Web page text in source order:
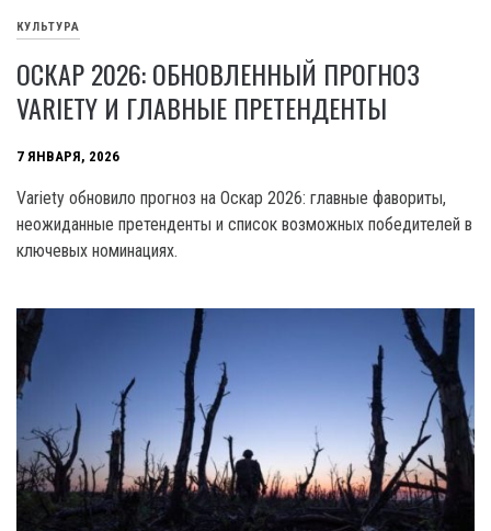
КУЛЬТУРА
ОСКАР 2026: ОБНОВЛЕННЫЙ ПРОГНОЗ
VARIETY И ГЛАВНЫЕ ПРЕТЕНДЕНТЫ
7 ЯНВАРЯ, 2026
Variety обновило прогноз на Оскар 2026: главные фавориты,
неожиданные претенденты и список возможных победителей в
ключевых номинациях.